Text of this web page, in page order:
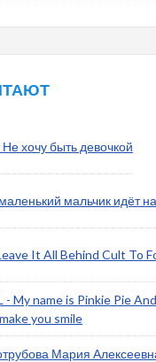
хочу быть девочкой
мальчик идёт
It All Behind Cult To
- My name is Pinkie Pie
you smile
Мария